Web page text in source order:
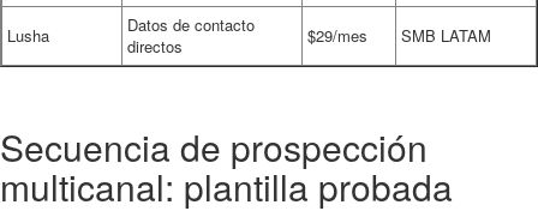
Lusha
Datos de contacto
directos
$29/mes SMB LATAM
Secuencia de prospección
multicanal: plantilla probada